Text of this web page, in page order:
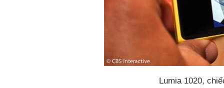
Lumia 1020,